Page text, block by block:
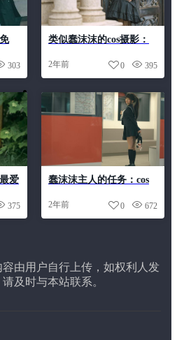
303
类似蠢沫沫的cos摄影：
2年前 395
0
爱
375
蠢沫沫主人的任务：cos
2年前 672
0
由用户自行上传，如权利人发
及时与本站联系。